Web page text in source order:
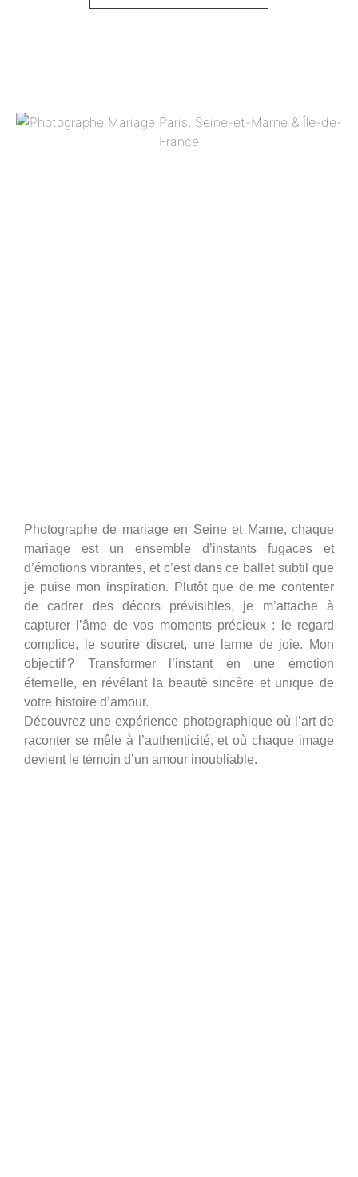
Photographe de mariage en Seine et Marne, chaque
mariage est un ensemble d’instants fugaces et
d’émotions vibrantes, et c’est dans ce ballet subtil que
je puise mon inspiration. Plutôt que de me contenter
de cadrer des décors prévisibles, je m’attache à
capturer l’âme de vos moments précieux : le regard
complice, le sourire discret, une larme de joie. Mon
objectif ? Transformer l’instant en une émotion
éternelle, en révélant la beauté sincère et unique de
votre histoire d’amour.
Découvrez une expérience photographique où l’art de
raconter se mêle à l’authenticité, et où chaque image
devient le témoin d’un amour inoubliable.